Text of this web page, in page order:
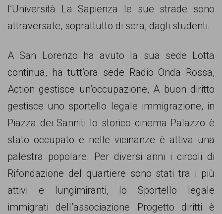
per
tutti.
l’Università La Sapienza le sue strade sono
attraversate, soprattutto di sera, dagli studenti.
A San Lorenzo ha avuto la sua sede Lotta
continua, ha tutt’ora sede Radio Onda Rossa,
Action gestisce un’occupazione, A buon diritto
gestisce uno sportello legale immigrazione, in
Piazza dei Sanniti lo storico cinema Palazzo è
stato occupato e nelle vicinanze è attiva una
palestra popolare. Per diversi anni i circoli di
Rifondazione del quartiere sono stati tra i più
attivi e lungimiranti, lo Sportello legale
immigrati dell’associazione Progetto diritti è